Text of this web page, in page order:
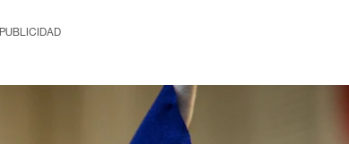
PUBLICIDAD